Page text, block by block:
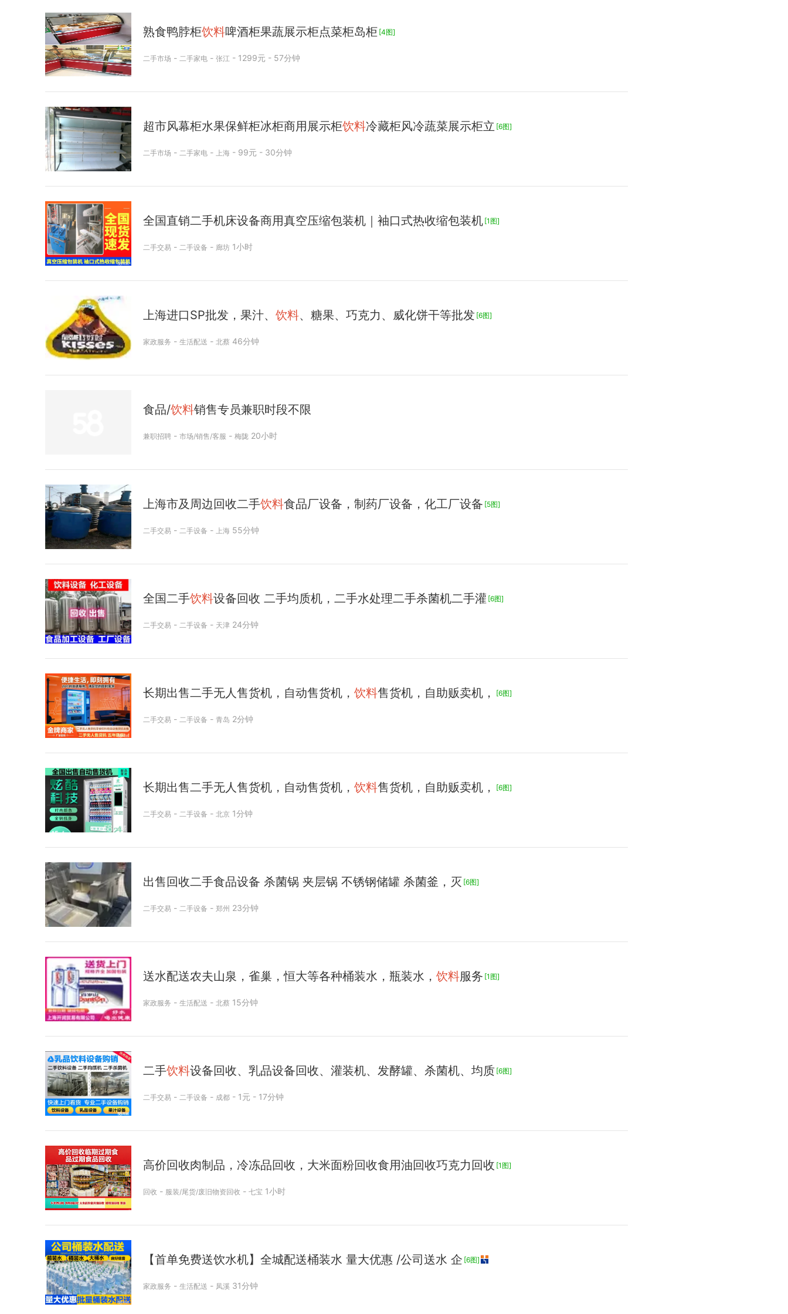
熟食鸭脖柜饮料啤酒柜果蔬展示柜点菜柜岛柜 [4图]
二手市场 - 二手家电 - 张江 - 1299元 - 57分钟
超市风幕柜水果保鲜柜冰柜商用展示柜饮料冷藏柜风冷蔬菜展示柜立 [6图]
二手市场 - 二手家电 - 上海 - 99元 - 30分钟
全国直销二手机床设备商用真空压缩包装机｜袖口式热收缩包装机 [1图]
二手交易 - 二手设备 - 廊坊 1小时
上海进口SP批发，果汁、 饮料、糖果、巧克力、威化饼干等批发 [6图]
家政服务 - 生活配送 - 北蔡 46分钟
食品/饮料销售专员兼职时段不限
兼职招聘 - 市场/销售/客服 - 梅陇 20小时
上海市及周边回收二手饮料食品厂设备，制药厂设备，化工厂设备 [5图]
二手交易 - 二手设备 - 上海 55分钟
全国二手饮料设备回收 二手均质机，二手水处理二手杀菌机二手灌 [6图]
二手交易 - 二手设备 - 天津 24分钟
长期出售二手无人售货机，自动售货机， 饮料售货机，自助贩卖机， [6图]
二手交易 - 二手设备 - 青岛 2分钟
长期出售二手无人售货机，自动售货机， 饮料售货机，自助贩卖机， [6图]
二手交易 - 二手设备 - 北京 1分钟
出售回收二手食品设备 杀菌锅 夹层锅 不锈钢储罐 杀菌釜，灭 [6图]
二手交易 - 二手设备 - 郑州 23分钟
送水配送农夫山泉，雀巢，恒大等各种桶装水，瓶装水， 饮料服务 [1图]
家政服务 - 生活配送 - 北蔡 15分钟
二手饮料设备回收、乳品设备回收、灌装机、发酵罐、杀菌机、均质 [6图]
二手交易 - 二手设备 - 成都 - 1元 - 17分钟
高价回收肉制品，冷冻品回收，大米面粉回收食用油回收巧克力回收 [1图]
回收 - 服装/尾货/废旧物资回收 - 七宝 1小时
【首单免费送饮水机】全城配送桶装水 量大优惠 /公司送水 企 [6图]
家政服务 - 生活配送 - 凤溪 31分钟